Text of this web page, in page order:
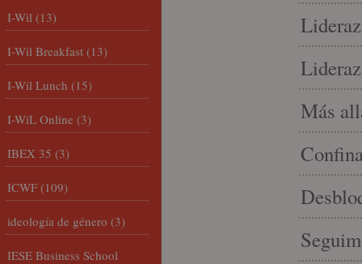
Más
I-Wil (13)
I-Wil Breakfast (13)
I-Wil Lunch (15)
I-WiL Online (3)
IBEX 35 (3)
ICWF (109)
ideología de género (3)
IESE Business School